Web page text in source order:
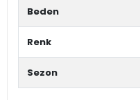
Beden
Renk
Sezon